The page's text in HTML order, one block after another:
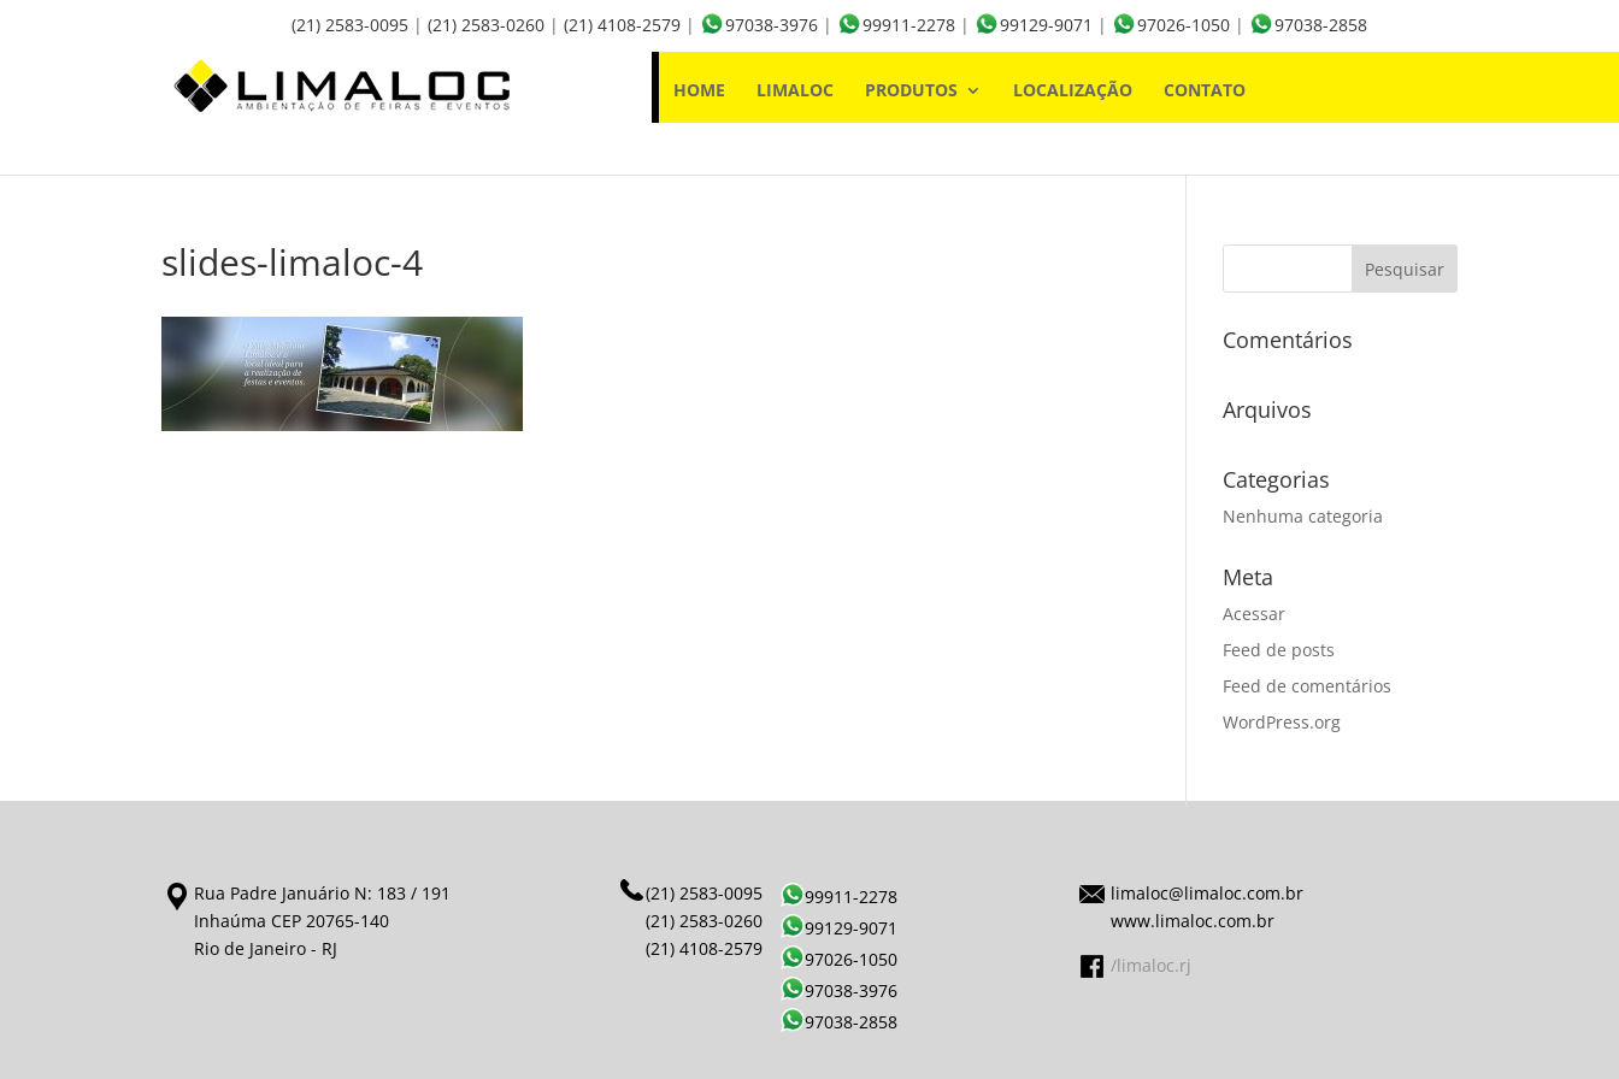
(21) 2583-0095| (21) 2583-0260| (21) 4108-2579| 97038-3976| 99911-2278| 99129-9071 | 97026-1050| 97038-2858
HOME LIMALOC PRODUTOS LOCALIZAÇÃO CONTATO
slides-limaloc-4
Comentários
Arquivos
Categorias
Nenhuma categoria
Meta
Acessar
Feed de posts
Feed de comentários
WordPress.org
Rua Padre Januário N: 183 / 191
Inhaúma CEP 20765-140
Rio de Janeiro - RJ
(21) 2583-0095
(21) 2583-0260
(21) 4108-2579
99911-2278
99129-9071
97026-1050
97038-3976
97038-2858
limaloc@limaloc.com.br
www.limaloc.com.br
/limaloc.rj